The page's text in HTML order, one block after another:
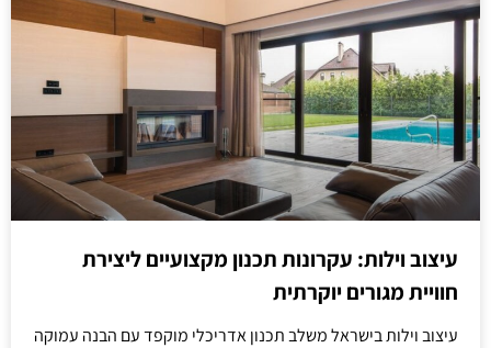
עיצוב וילות: עקרונות תכנון מקצועיים ליצירת
חוויית מגורים יוקרתית
עיצוב וילות בישראל משלב תכנון אדריכלי מוקפד עם הבנה עמוקה